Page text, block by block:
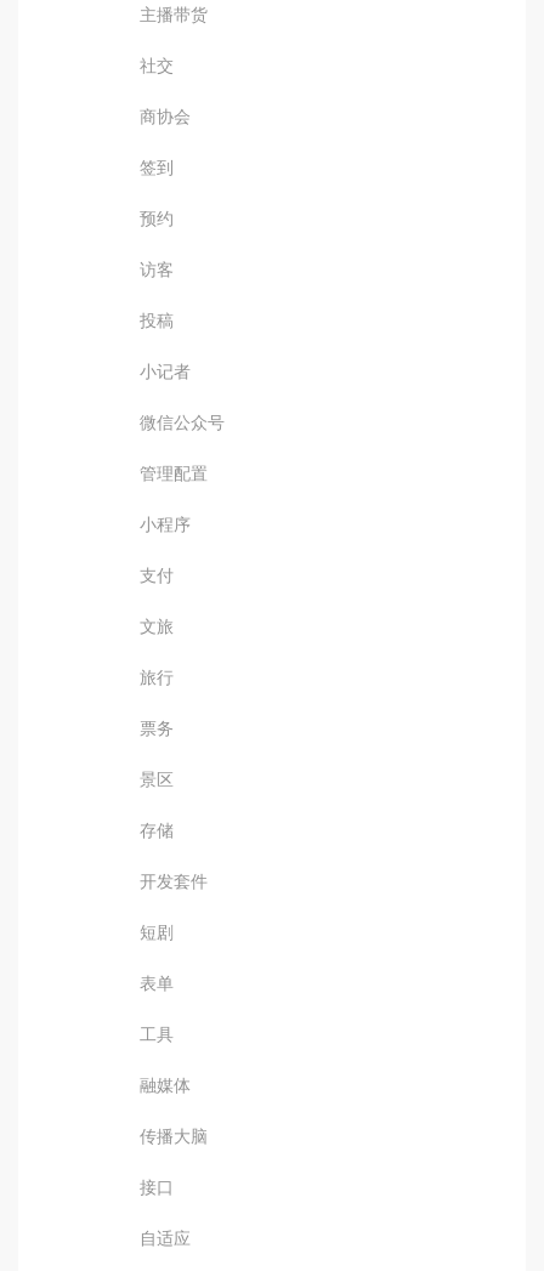
主播带货
社交
商协会
签到
预约
访客
投稿
小记者
微信公众号
管理配置
小程序
支付
文旅
旅行
票务
景区
存储
开发套件
短剧
表单
工具
融媒体
传播大脑
接口
自适应